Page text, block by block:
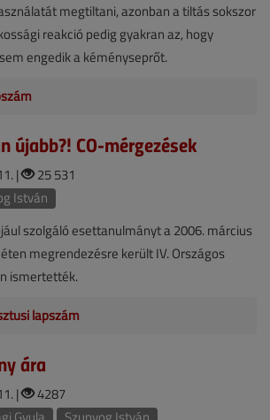
megtiltani, azonban a tiltás sokszor
reakció pedig gyakran az, hogy
engedik a kéményseprőt.
újabb?! CO-mérgezések
|
25 531
István
szolgáló esettanulmányt a 2006. március
megrendezésre került IV. Országos
ismertették.
lapszám
ára
|
4287